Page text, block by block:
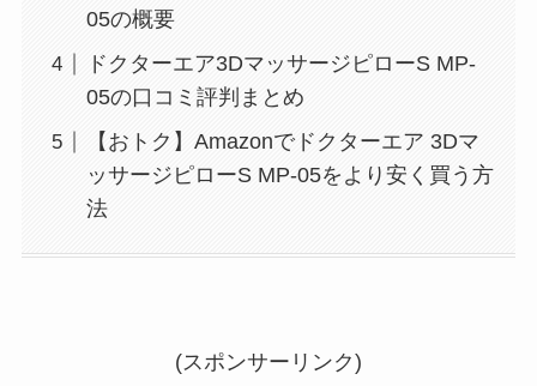
05の概要
ドクターエア3DマッサージピローS MP-
05の口コミ評判まとめ
【おトク】Amazonでドクターエア 3Dマ
ッサージピローS MP-05をより安く買う方
法
(スポンサーリンク)